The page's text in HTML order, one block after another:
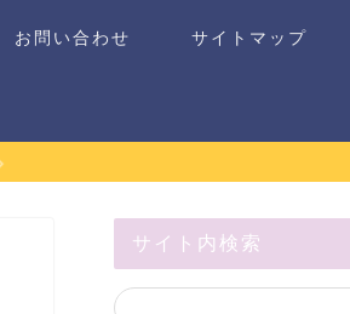
お問い合わせ サイトマップ
サイト内検索